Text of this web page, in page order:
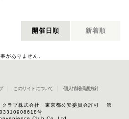
開催日順 新着順
がありません。
このサイトについて 個人情報保護方針
クラブ株式会社 東京都公安委員会許可 第
号